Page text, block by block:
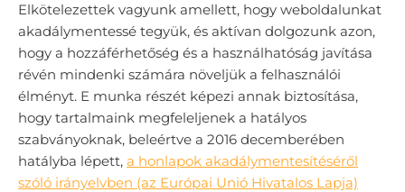
Elkötelezettek vagyunk amellett, hogy weboldalunkat
akadálymentessé tegyük, és aktívan dolgozunk azon,
hogy a hozzáférhetőség és a használhatóság javítása
révén mindenki számára növeljük a felhasználói
élményt. E munka részét képezi annak biztosítása,
hogy tartalmaink megfeleljenek a hatályos
szabványoknak, beleértve a 2016 decemberében
hatályba lépett, a honlapok akadálymentesítéséről
szóló irányelvben (az Európai Unió Hivatalos Lapja)